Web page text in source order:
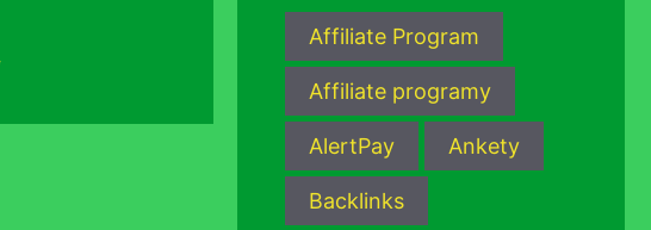
Affiliate Program
Affiliate programy
AlertPay Ankety
Backlinks